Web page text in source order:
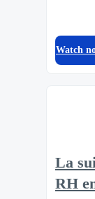
Watch
La
RH